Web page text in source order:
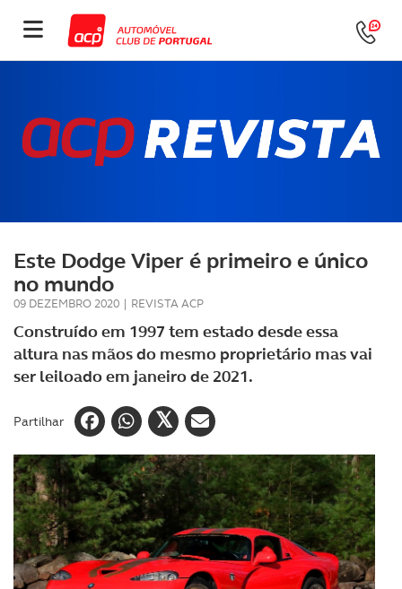
Este Dodge Viper é primeiro e único
no mundo
09 DEZEMBRO 2020 | REVISTA ACP
Construído em 1997 tem estado desde essa
altura nas mãos do mesmo proprietário mas vai
ser leiloado em janeiro de 2021.
Partilhar